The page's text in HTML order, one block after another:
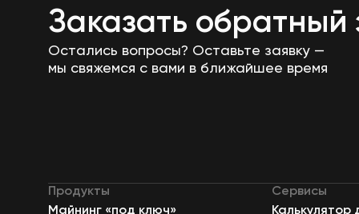
Заказать обратный
Остались вопросы? Оставьте заявку —
мы свяжемся с вами в ближайшее время
Продукты
Майнинг «под ключ»
Сервисы
Калькулятор